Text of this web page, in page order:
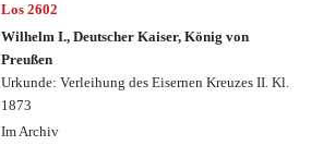
Los 2602
Wilhelm I., Deutscher Kaiser, König von
Preußen
Urkunde: Verleihung des Eisernen Kreuzes II. Kl.
1873
Im Archiv